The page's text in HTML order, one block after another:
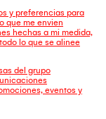
y preferencias para
que me envien
hechas a mi medida,
lo que se alinee
del grupo
eventos y